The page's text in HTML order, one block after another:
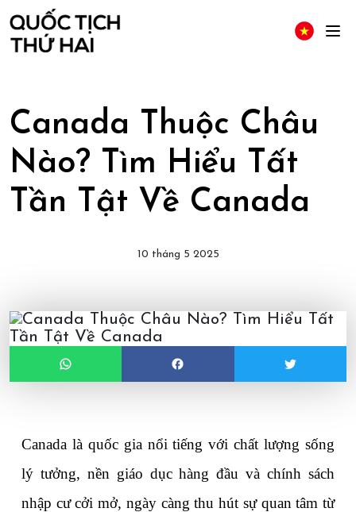
Canada Thuộc Châu
Nào? Tìm Hiểu Tất
Tần Tật Về Canada
10 tháng 5 2025
Canada là quốc gia nổi tiếng với chất lượng sống
lý tưởng, nền giáo dục hàng đầu và chính sách
nhập cư cởi mở, ngày càng thu hút sự quan tâm từ